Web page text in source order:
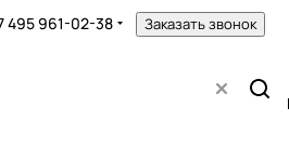
495 961-02-38 Заказать звонок